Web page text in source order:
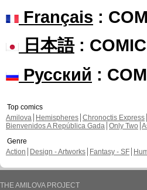
Français :
日本語:
Русский :
Top comics
Amilova
Hemispheres Chronoctis Express
Bienvenidos A República Gada Only Two
Genre
Action
Design - Artworks Fantasy - SF
THE AMILOVA PROJECT